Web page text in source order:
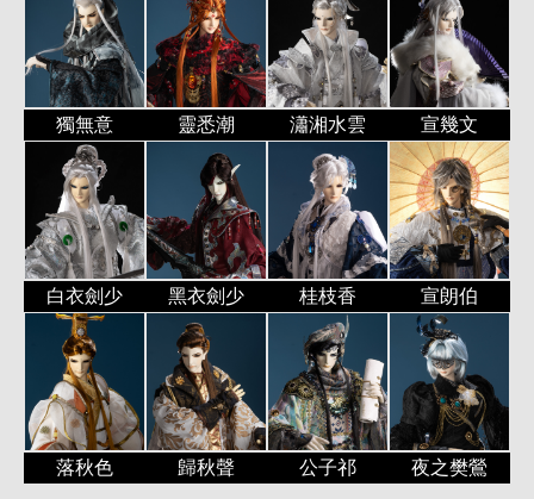
獨無意 靈悉潮 瀟湘水雲 宣幾文
白衣劍少 黑衣劍少 桂枝香 宣朗伯
落秋色 歸秋聲 公子祁 夜之樊鶯